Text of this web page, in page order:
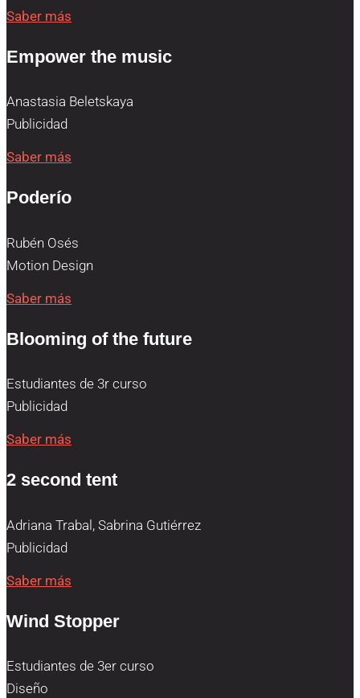
Saber más
Empower the music
Anastasia Beletskaya
Publicidad
Saber más
Poderío
Rubén Osés
Motion Design
Saber más
Blooming of the future
Estudiantes de 3r curso
Publicidad
Saber más
2 second tent
Adriana Trabal, Sabrina Gutiérrez
Publicidad
Saber más
Wind Stopper
Estudiantes de 3er curso
Diseño